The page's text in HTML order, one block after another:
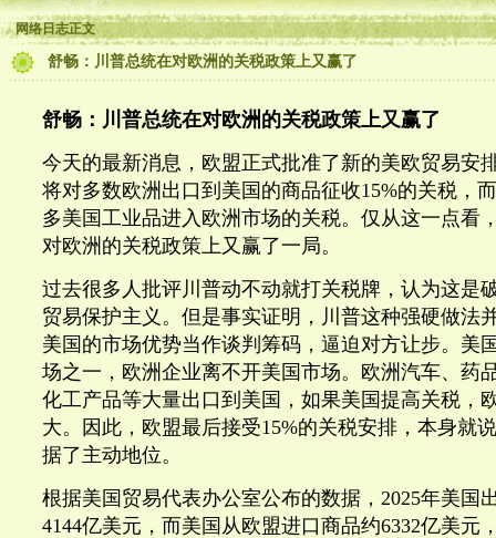
网络日志正文
舒畅：川普总统在对欧洲的关税政策上又赢了
舒畅：川普总统在对欧洲的关税政策上又赢了
今天的最新消息，欧盟正式批准了新的美欧贸易安
将对多数欧洲出口到美国的商品征收15%的关税，
多美国工业品进入欧洲市场的关税。仅从这一点看
对欧洲的关税政策上又赢了一局。
过去很多人批评川普动不动就打关税牌，认为这是
贸易保护主义。但是事实证明，川普这种强硬做法
美国的市场优势当作谈判筹码，逼迫对方让步。美
场之一，欧洲企业离不开美国市场。欧洲汽车、药
化工产品等大量出口到美国，如果美国提高关税，
大。因此，欧盟最后接受15%的关税安排，本身就
据了主动地位。
根据美国贸易代表办公室公布的数据，2025年美国
4144亿美元，而美国从欧盟进口商品约6332亿美元